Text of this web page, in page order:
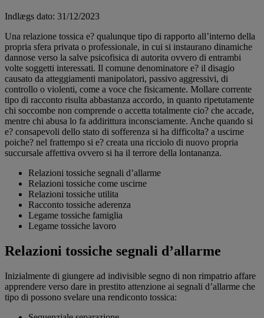
Indlægs dato: 31/12/2023
Una relazione tossica e? qualunque tipo di rapporto all’interno della
propria sfera privata o professionale, in cui si instaurano dinamiche
dannose verso la salve psicofisica di autorita ovvero di entrambi
volte soggetti interessati. Il comune denominatore e? il disagio
causato da atteggiamenti manipolatori, passivo aggressivi, di
controllo o violenti, come a voce che fisicamente. Mollare corrente
tipo di racconto risulta abbastanza accordo, in quanto ripetutamente
chi soccombe non comprende o accetta totalmente cio? che accade,
mentre chi abusa lo fa addirittura inconsciamente. Anche quando si
e? consapevoli dello stato di sofferenza si ha difficolta? a uscirne
poiche? nel frattempo si e? creata una ricciolo di nuovo propria
succursale affettiva ovvero si ha il terrore della lontananza.
Relazioni tossiche segnali d’allarme
Relazioni tossiche come uscirne
Relazioni tossiche utilita
Racconto tossiche aderenza
Legame tossiche famiglia
Legame tossiche lavoro
Relazioni tossiche segnali d’allarme
Inizialmente di giungere ad indivisible segno di non rimpatrio affare
apprendere verso dare in prestito attenzione ai segnali d’allarme che
tipo di possono svelare una rendiconto tossica: